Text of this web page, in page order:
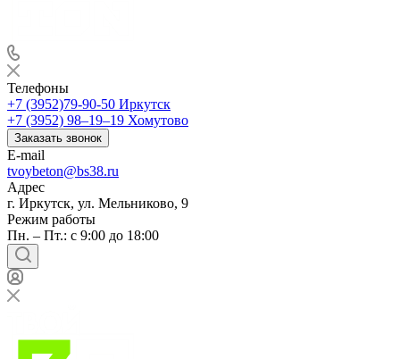
Телефоны
+7 (3952)79-90-50 Иркутск
+7 (3952) 98‒19‒19 Хомутово
Заказать звонок
E-mail
tvoybeton@bs38.ru
Адрес
г. Иркутск, ул. Мельниково, 9
Режим работы
Пн. – Пт.: с 9:00 до 18:00